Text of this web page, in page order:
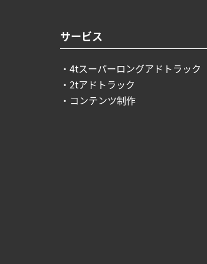
サービス
4tスーパーロングアドトラック
2tアドトラック
コンテンツ制作